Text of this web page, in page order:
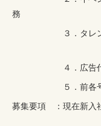
務
３．タレントの
４．広告代
５．前各号に附
募集要項 ：現在新入